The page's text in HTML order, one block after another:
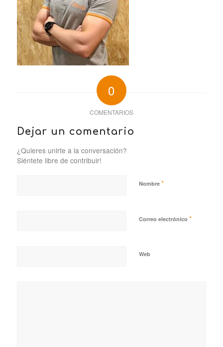
0
COMENTARIOS
Dejar un comentario
¿Quieres unirte a la conversación?
Siéntete libre de contribuir!
Nombre *
Correo electrónico *
Web